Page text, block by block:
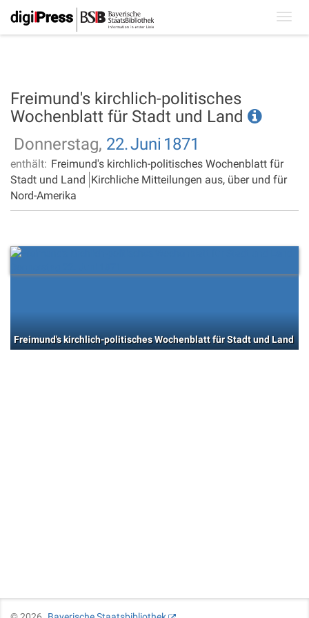
Freimund's kirchlich-politisches
Wochenblatt für Stadt und Land
Donnerstag, 22.Juni 1871
enthält: Freimund's kirchlich-politisches Wochenblatt für
Stadt und Land Kirchliche Mitteilungen aus, über und für
Nord-Amerika
Freimund's kirchlich-politisches Wochenblatt für Stadt und Land